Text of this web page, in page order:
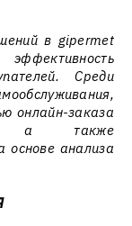
в gipermet
эффективность
Среди
онлайн-заказа
а также
основе анализа